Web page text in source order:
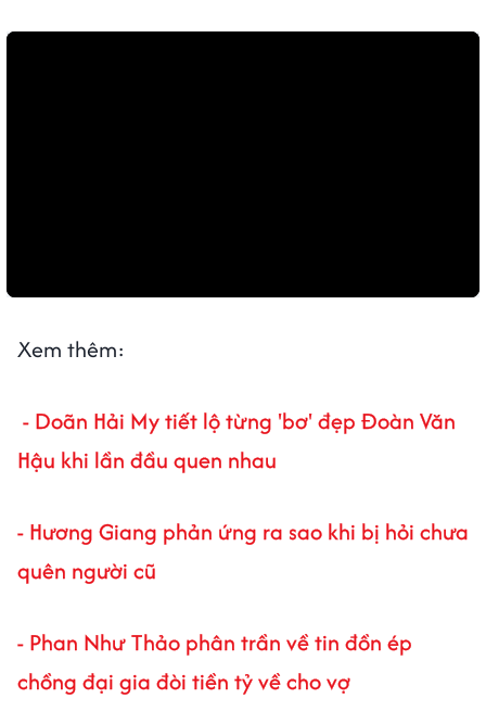
Xem thêm:
- Doãn Hải My tiết lộ từng 'bơ' đẹp Đoàn Văn
Hậu khi lần đầu quen nhau
- Hương Giang phản ứng ra sao khi bị hỏi chưa
quên người cũ
- Phan Như Thảo phân trần về tin đồn ép
chồng đại gia đòi tiền tỷ về cho vợ